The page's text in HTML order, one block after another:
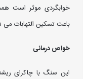
خوابگردی موثر است
باعث تسکین التهابات می
خواص درمانی
این سنگ با چاکرای